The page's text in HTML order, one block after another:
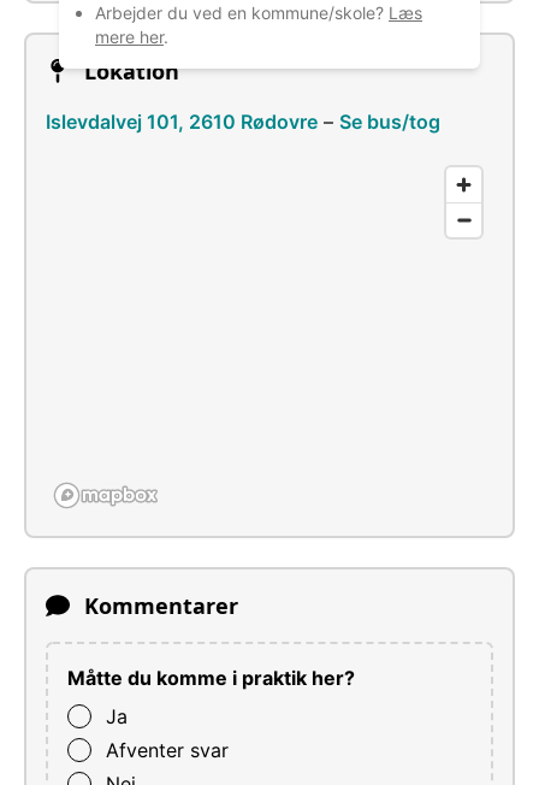
Arbejder du ved en kommune/skole? Læs
mere her.
Lokation
Islevdalvej 101, 2610 Rødovre – Se bus/tog
Kommentarer
Måtte du komme i praktik her?
Ja
Afventer svar